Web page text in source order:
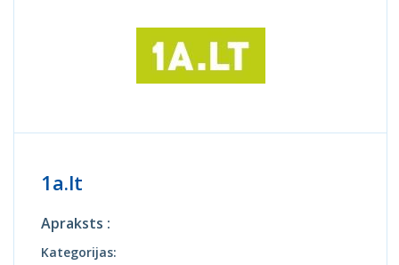
1a.lt
Apraksts :
Kategorijas: